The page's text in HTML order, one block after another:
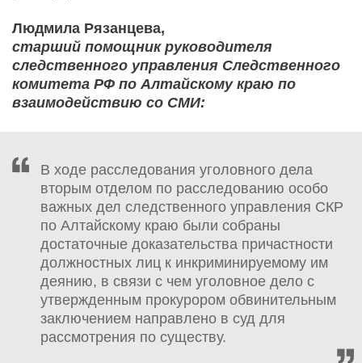
Людмила Рязанцева,
старший помощник руководителя
следственного управления Следственного
комитета РФ по Алтайскому краю по
взаимодействию со СМИ:
В ходе расследования уголовного дела
вторым отделом по расследованию особо
важных дел следственного управления СКР
по Алтайскому краю были собраны
достаточные доказательства причастности
должностных лиц к инкриминируемому им
деянию, в связи с чем уголовное дело с
утвержденным прокурором обвинительным
заключением направлено в суд для
рассмотрения по существу.